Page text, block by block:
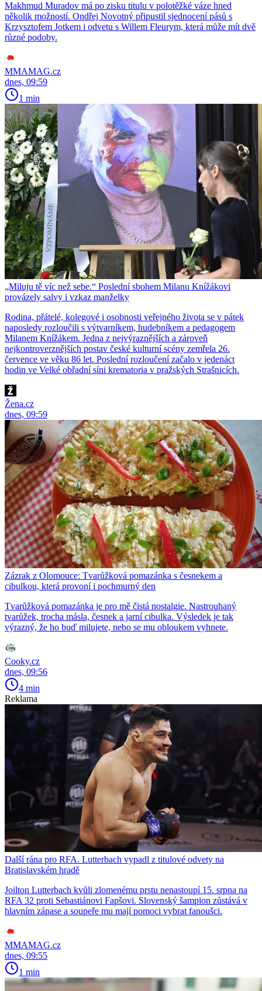
Makhmud Muradov má po zisku titulu v polotěžké váze hned
několik možností. Ondřej Novotný připustil sjednocení pásů s
Krzysztofem Jotkem i odvetu s Willem Fleurym, která může mít dvě
různé podoby.
MMAMAG.cz
dnes, 09:59
1 min
„Miluju tě víc než sebe.“ Poslední sbohem Milanu Knížákovi
provázely salvy i vzkaz manželky
Rodina, přátelé, kolegové i osobnosti veřejného života se v pátek
naposledy rozloučili s výtvarníkem, hudebníkem a pedagogem
Milanem Knížákem. Jedna z nejvýraznějších a zároveň
nejkontroverznějších postav české kulturní scény zemřela 26.
července ve věku 86 let. Poslední rozloučení začalo v jedenáct
hodin ve Velké obřadní síni krematoria v pražských Strašnicích.
Žena.cz
dnes, 09:59
Zázrak z Olomouce: Tvarůžková pomazánka s česnekem a
cibulkou, která provoní i pochmurný den
Tvarůžková pomazánka je pro mě čistá nostalgie. Nastrouhaný
tvarůžek, trocha másla, česnek a jarní cibulka. Výsledek je tak
výrazný, že ho buď milujete, nebo se mu obloukem vyhnete.
Cooky.cz
dnes, 09:56
4 min
Reklama
Další rána pro RFA. Lutterbach vypadl z titulové odvety na
Bratislavském hradě
Joilton Lutterbach kvůli zlomenému prstu nenastoupí 15. srpna na
RFA 32 proti Sebastiánovi Fapšovi. Slovenský šampion zůstává v
hlavním zápase a soupeře mu mají pomoci vybrat fanoušci.
MMAMAG.cz
dnes, 09:55
1 min